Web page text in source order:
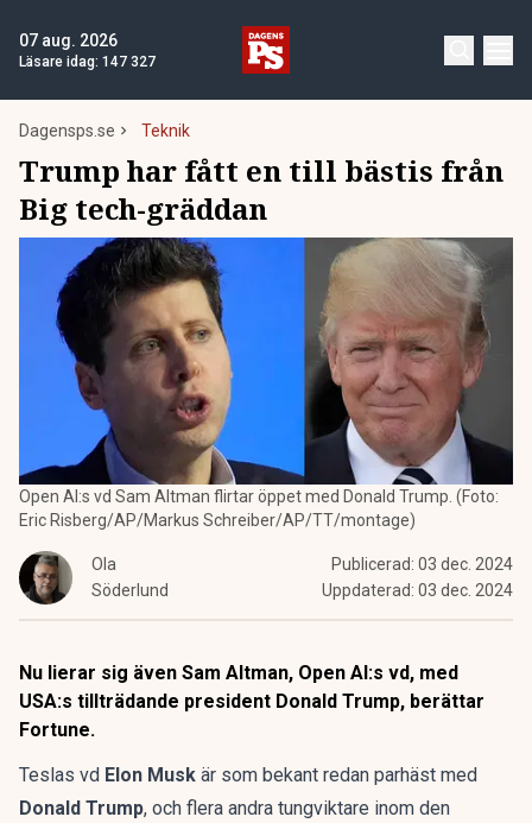
07 aug. 2026
Läsare idag: 147 327
Dagensps.se Teknik
Trump har fått en till bästis från
Big tech-gräddan
Open AI:s vd Sam Altman flirtar öppet med Donald Trump. (Foto:
Eric Risberg/AP/Markus Schreiber/AP/TT/montage)
Ola
Söderlund
Publicerad: 03 dec. 2024
Uppdaterad: 03 dec. 2024
Nu lierar sig även Sam Altman, Open AI:s vd, med
USA:s tillträdande president Donald Trump, berättar
Fortune.
Teslas vd Elon Musk är som bekant redan parhäst med
Donald Trump, och flera andra tungviktare inom den